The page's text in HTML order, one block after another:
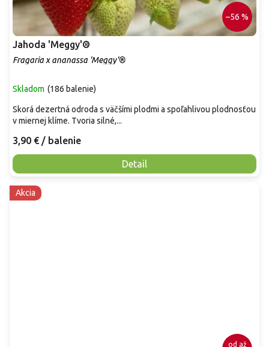
–56 %
Jahoda 'Meggy'®
Fragaria x ananassa 'Meggy'®
Skladom (186 balenie)
3,90 € / balenie
Detail
Skorá dezertná odroda s väčšími plodmi a spoľahlivou plodnosťou
v miernej klíme. Tvoria silné,...
Akcia
od až